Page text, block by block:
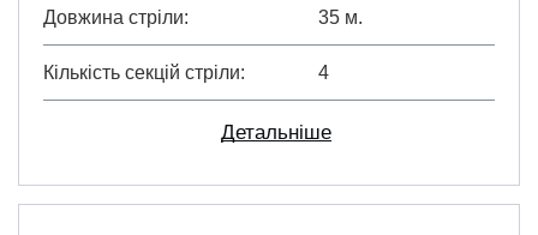
Довжина стріли 35 м.
Кількість секцій стріли 4
Детальніше